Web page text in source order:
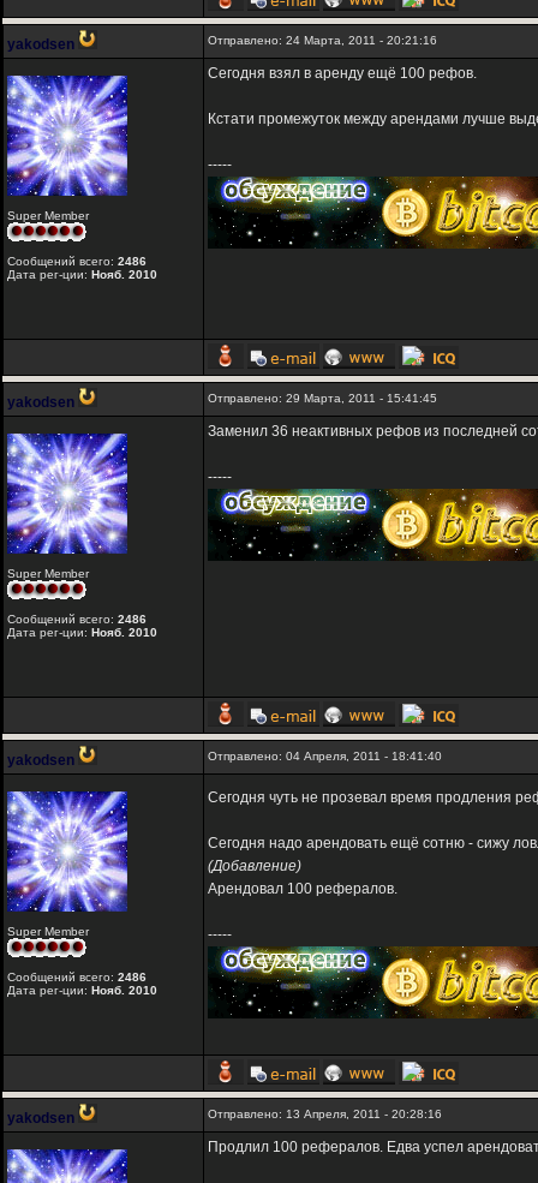
yakodsen Отправлено: 24 Марта, 2011 - 20:21:16
Super Member
Сообщений всего: 2486
Дата рег-ции: Нояб. 2010
Сегодня взял в аренду ещё 100 рефов.
Кстати промежуток между арендами лучше
-----
yakodsen Отправлено: 29 Марта, 2011 - 15:41:45
Super Member
Сообщений всего: 2486
Дата рег-ции: Нояб. 2010
Заменил 36 неактивных рефов из последней
-----
yakodsen Отправлено: 04 Апреля, 2011 - 18:41:40
Super Member
Сообщений всего: 2486
Дата рег-ции: Нояб. 2010
Сегодня чуть не прозевал время продления
Сегодня надо арендовать ещё сотню - сижу
(Добавление)
Арендовал 100 рефералов.
-----
yakodsen Отправлено: 13 Апреля, 2011 - 20:28:16
Продлил 100 рефералов. Едва успел